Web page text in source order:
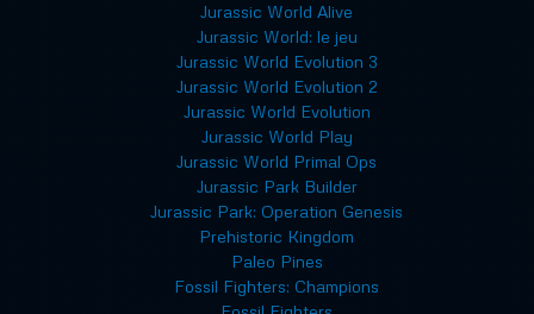
Jurassic World Alive
Jurassic World: le jeu
Jurassic World Evolution 3
Jurassic World Evolution 2
Jurassic World Evolution
Jurassic World Play
Jurassic World Primal Ops
Jurassic Park Builder
Jurassic Park: Operation Genesis
Prehistoric Kingdom
Paleo Pines
Fossil Fighters: Champions